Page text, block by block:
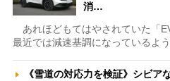
消…
あれほどもてはやされていた「
最近では減速基調になっているよ
《雪道の対応力を検証》シビア